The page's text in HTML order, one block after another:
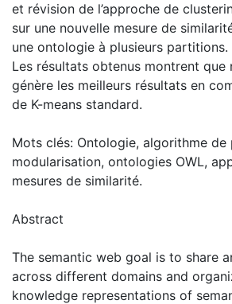
et révision de l’approche de
sur une nouvelle mesure de
une ontologie à plusieurs partitions.
Les résultats obtenus montrent que
génère les meilleurs résultats en
de K-means standard.
Mots clés: Ontologie, algorithme de
modularisation, ontologies OWL,
mesures de similarité.
Abstract
The semantic web goal is to share
across different domains and
knowledge representations of